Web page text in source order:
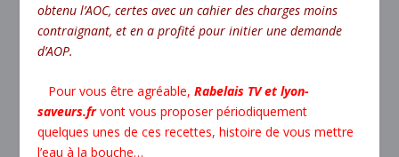
obtenu l’AOC, certes avec un cahier des charges moins
contraignant, et en a profité pour initier une demande
d’AOP.
Pour vous être agréable,Rabelais TV et lyon-
saveurs.frvont vous proposer périodiquement
quelques unes de ces recettes, histoire de vous mettre
l’eau à la bouche…